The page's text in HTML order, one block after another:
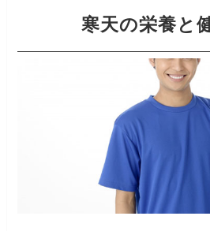
寒天の栄養と